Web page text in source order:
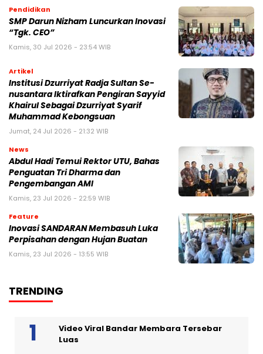
Pendidikan
SMP Darun Nizham Luncurkan Inovasi
“Tgk. CEO”
Kamis, 30 Jul 2026 - 23:54 WIB
Artikel
Institusi Dzurriyat Radja Sultan Se-
nusantara Iktirafkan Pengiran Sayyid
Khairul Sebagai Dzurriyat Syarif
Muhammad Kebongsuan
Jumat, 24 Jul 2026 - 21:32 WIB
News
Abdul Hadi Temui Rektor UTU, Bahas
Penguatan Tri Dharma dan
Pengembangan AMI
Kamis, 23 Jul 2026 - 22:59 WIB
Feature
Inovasi SANDARAN Membasuh Luka
Perpisahan dengan Hujan Buatan
Kamis, 23 Jul 2026 - 13:55 WIB
TRENDING
Video Viral Bandar Membara Tersebar
Luas